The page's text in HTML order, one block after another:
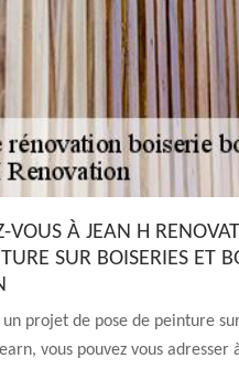
VOUS À JEAN H
SUR BOISERIES ET
un projet de pose de peinture
vous pouvez vous adresser